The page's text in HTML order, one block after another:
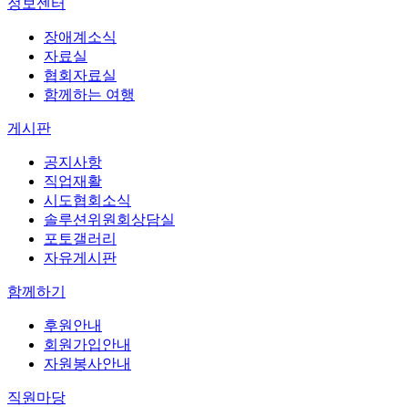
정보센터
장애계소식
자료실
협회자료실
함께하는 여행
게시판
공지사항
직업재활
시도협회소식
솔루션위원회상담실
포토갤러리
자유게시판
함께하기
후원안내
회원가입안내
자원봉사안내
직원마당